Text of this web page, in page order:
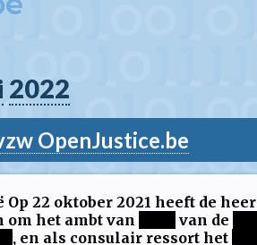
2022
OpenJustice.be
22 oktober 2021 heeft de heer
om het ambt van van de
, en als consulair ressort het